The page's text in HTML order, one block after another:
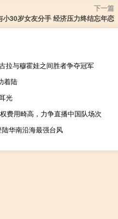
下一篇
小30岁女友分手 经济压力终结忘年恋
拉与穆霍娃之间胜者争夺冠军
着陆
光
费用畸高，力争直播中国队场次
华南沿海最强台风